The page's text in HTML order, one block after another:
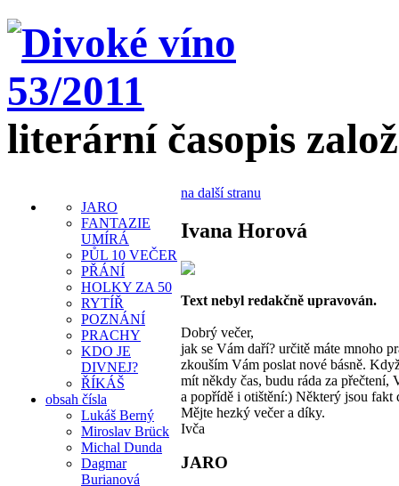
literární časopis
JARO
FANTAZIE
UMÍRÁ
PŮL 10 VEČER
PŘÁNÍ
HOLKY ZA 50
RYTÍŘ
POZNÁNÍ
PRACHY
KDO JE
DIVNEJ?
ŘÍKÁŠ
obsah čísla
Lukáš Berný
Miroslav Brück
Michal Dunda
Dagmar
Burianová
na další stranu
Ivana Horová
Text nebyl redakčně upravován.
Dobrý večer,
jak se Vám daří? určitě máte mnoho
zkouším Vám poslat nové básně.
mít někdy čas, budu ráda za přečtení,
a popřídě i otištění:) Některý jsou fakt
Mějte hezký večer a díky.
Ivča
JARO